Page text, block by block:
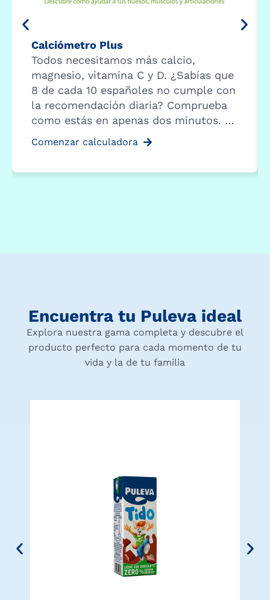
Calciómetro Plus
Todos necesitamos más calcio,
magnesio, vitamina C y D. ¿Sabías que
8 de cada 10 españoles no cumple con
la recomendación diaria? Comprueba
como estás en apenas dos minutos. …
Comenzar calculadora
Encuentra tu Puleva ideal
Explora nuestra gama completa y descubre el
producto perfecto para cada momento de tu
vida y la de tu familia